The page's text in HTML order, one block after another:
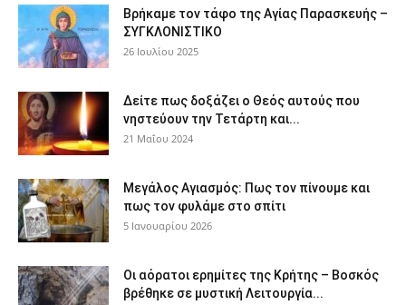
Βρήκαμε τον τάφο της Αγίας Παρασκευής –
ΣΥΓΚΛΟΝΙΣΤΙΚΟ
26 Ιουλίου 2025
Δείτε πως δοξάζει ο Θεός αυτούς που
νηστεύουν την Τετάρτη και...
21 Μαΐου 2024
Μεγάλος Αγιασμός: Πως τον πίνουμε και
πως τον φυλάμε στο σπίτι
5 Ιανουαρίου 2026
Οι αόρατοι ερημίτες της Κρήτης – Βοσκός
βρέθηκε σε μυστική Λειτουργία...